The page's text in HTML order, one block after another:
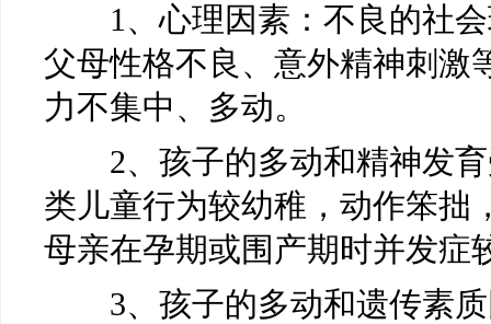
1、心理因素：不良的社会
父母性格不良、意外精神刺激
力不集中、多动。
2、孩子的多动和精神发育
类儿童行为较幼稚，动作笨拙
母亲在孕期或围产期时并发症
3、孩子的多动和遗传素质